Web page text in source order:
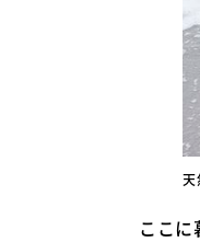
天
ここ